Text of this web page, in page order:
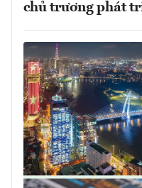
chủ trương phát